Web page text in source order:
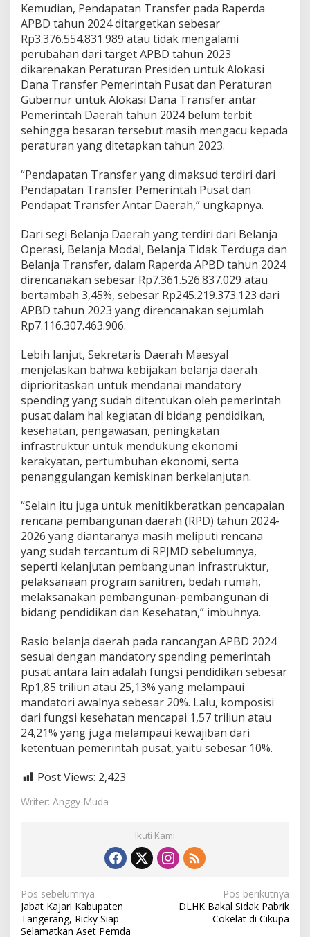
Kemudian, Pendapatan Transfer pada Raperda
APBD tahun 2024 ditargetkan sebesar
Rp3.376.554.831.989 atau tidak mengalami
perubahan dari target APBD tahun 2023
dikarenakan Peraturan Presiden untuk Alokasi
Dana Transfer Pemerintah Pusat dan Peraturan
Gubernur untuk Alokasi Dana Transfer antar
Pemerintah Daerah tahun 2024 belum terbit
sehingga besaran tersebut masih mengacu kepada
peraturan yang ditetapkan tahun 2023.
“Pendapatan Transfer yang dimaksud terdiri dari
Pendapatan Transfer Pemerintah Pusat dan
Pendapat Transfer Antar Daerah,” ungkapnya.
Dari segi Belanja Daerah yang terdiri dari Belanja
Operasi, Belanja Modal, Belanja Tidak Terduga dan
Belanja Transfer, dalam Raperda APBD tahun 2024
direncanakan sebesar Rp7.361.526.837.029 atau
bertambah 3,45%, sebesar Rp245.219.373.123 dari
APBD tahun 2023 yang direncanakan sejumlah
Rp7.116.307.463.906.
Lebih lanjut, Sekretaris Daerah Maesyal
menjelaskan bahwa kebijakan belanja daerah
diprioritaskan untuk mendanai mandatory
spending yang sudah ditentukan oleh pemerintah
pusat dalam hal kegiatan di bidang pendidikan,
kesehatan, pengawasan, peningkatan
infrastruktur untuk mendukung ekonomi
kerakyatan, pertumbuhan ekonomi, serta
penanggulangan kemiskinan berkelanjutan.
“Selain itu juga untuk menitikberatkan pencapaian
rencana pembangunan daerah (RPD) tahun 2024-
2026 yang diantaranya masih meliputi rencana
yang sudah tercantum di RPJMD sebelumnya,
seperti kelanjutan pembangunan infrastruktur,
pelaksanaan program sanitren, bedah rumah,
melaksanakan pembangunan-pembangunan di
bidang pendidikan dan Kesehatan,” imbuhnya.
Rasio belanja daerah pada rancangan APBD 2024
sesuai dengan mandatory spending pemerintah
pusat antara lain adalah fungsi pendidikan sebesar
Rp1,85 triliun atau 25,13% yang melampaui
mandatori awalnya sebesar 20%. Lalu, komposisi
dari fungsi kesehatan mencapai 1,57 triliun atau
24,21% yang juga melampaui kewajiban dari
ketentuan pemerintah pusat, yaitu sebesar 10%.
Post Views: 2,423
Writer: Anggy Muda
Ikuti Kami
N
a
Pos sebelumnya
Jabat Kajari Kabupaten
Tangerang, Ricky Siap
Selamatkan Aset Pemda
Pos berikutnya
DLHK Bakal Sidak Pabrik
Cokelat di Cikupa